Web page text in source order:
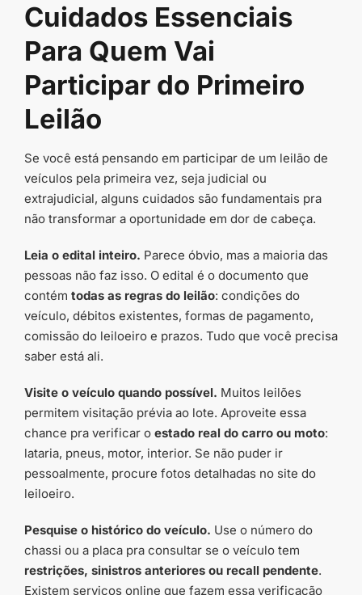
Cuidados Essenciais
Para Quem Vai
Participar do Primeiro
Leilão
Se você está pensando em participar de um leilão de
veículos pela primeira vez, seja judicial ou
extrajudicial, alguns cuidados são fundamentais pra
não transformar a oportunidade em dor de cabeça.
Leia o edital inteiro. Parece óbvio, mas a maioria das
pessoas não faz isso. O edital é o documento que
contém todas as regras do leilão: condições do
veículo, débitos existentes, formas de pagamento,
comissão do leiloeiro e prazos. Tudo que você precisa
saber está ali.
Visite o veículo quando possível. Muitos leilões
permitem visitação prévia ao lote. Aproveite essa
chance pra verificar o estado real do carro ou moto:
lataria, pneus, motor, interior. Se não puder ir
pessoalmente, procure fotos detalhadas no site do
leiloeiro.
Pesquise o histórico do veículo. Use o número do
chassi ou a placa pra consultar se o veículo tem
restrições, sinistros anteriores ou recall pendente.
Existem serviços online que fazem essa verificação